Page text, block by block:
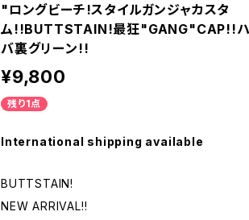
"ロングビーチ!スタイルガンジャカスタ
ム!!BUTTSTAIN!最狂"GANG"CAP!!ハ
バ裏グリーン!!
¥9,800
残り1点
International shipping available
BUTTSTAIN!
NEW ARRIVAL!!